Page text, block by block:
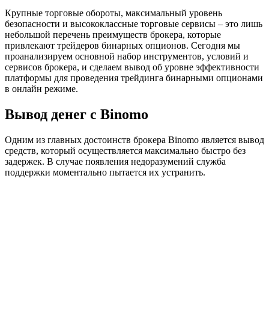
Крупные торговые обороты, максимальный уровень
безопасности и высококлассные торговые сервисы – это лишь
небольшой перечень преимуществ брокера, которые
привлекают трейдеров бинарных опционов. Сегодня мы
проанализируем основной набор инструментов, условий и
сервисов брокера, и сделаем вывод об уровне эффективности
платформы для проведения трейдинга бинарными опционами
в онлайн режиме.
Вывод денег с Binomo
Одним из главных достоинств брокера Binomo является вывод
средств, который осуществляется максимально быстро без
задержек. В случае появления недоразумений служба
поддержки моментально пытается их устранить.